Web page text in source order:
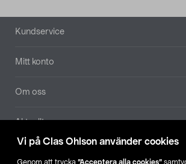
Vi på Clas Ohlson använder cookies
Genom att trycka ”Acceptera alla cookies”
Sidfot
Kundservice
Mitt konto
Om oss
Aktuellt